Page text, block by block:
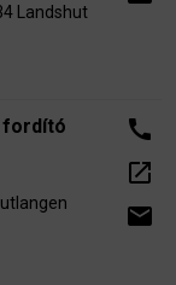
Landshut
fordító
call
open_in_new
email